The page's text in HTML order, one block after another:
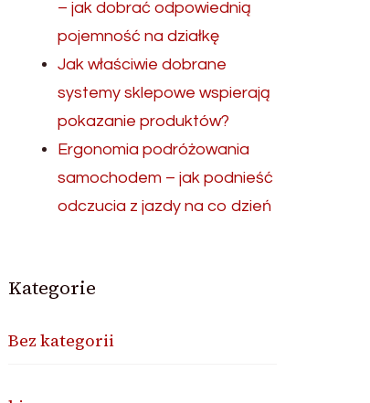
– jak dobrać odpowiednią
pojemność na działkę
Jak właściwie dobrane
systemy sklepowe wspierają
pokazanie produktów?
Ergonomia podróżowania
samochodem – jak podnieść
odczucia z jazdy na co dzień
Kategorie
Bez kategorii